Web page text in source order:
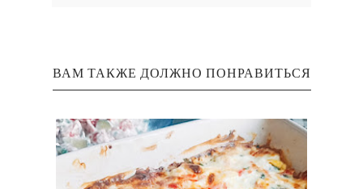
ВАМ ТАКЖЕ ДОЛЖНО ПОНРАВИТЬСЯ